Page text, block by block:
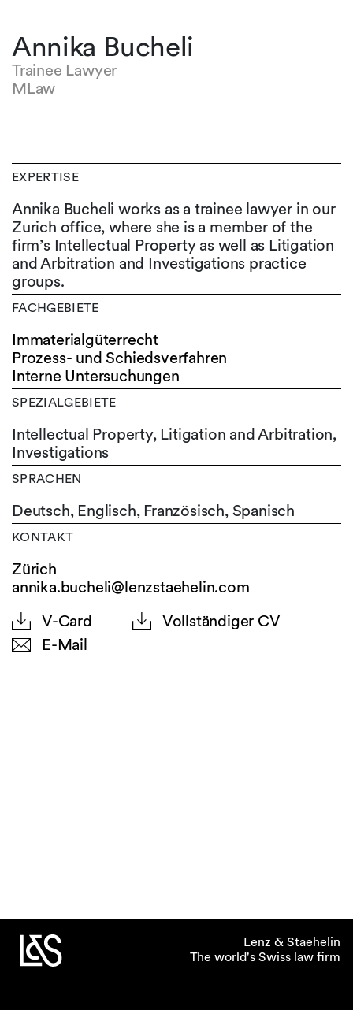
Annika Bucheli
Trainee Lawyer
MLaw
EXPERTISE
Annika Bucheli works as a trainee lawyer in our
Zurich office, where she is a member of the
firm’s Intellectual Property as well as Litigation
and Arbitration and Investigations practice
groups.
FACHGEBIETE
Immaterialgüterrecht
Prozess- und Schiedsverfahren
Interne Untersuchungen
SPEZIALGEBIETE
Intellectual Property, Litigation and Arbitration,
Investigations
SPRACHEN
Deutsch, Englisch, Französisch, Spanisch
KONTAKT
Zürich
annika.bucheli@lenzstaehelin.com
V-Card
Vollständiger CV
E-Mail
Lenz & Staehelin
The world's Swiss law firm